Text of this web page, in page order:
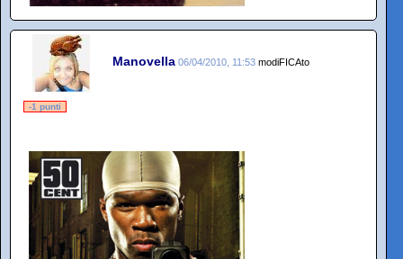
Manovella 06/04/2010, 11:53 modiFICAto
-1 punti